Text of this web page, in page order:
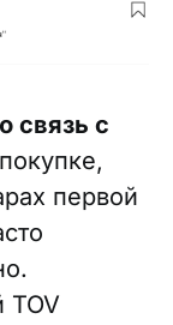
связь с
первой
TOV